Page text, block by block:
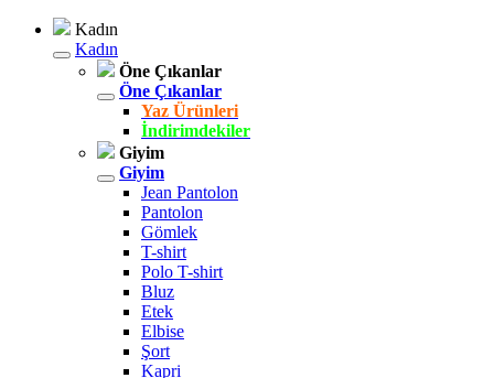
Kadın
Kadın
Öne Çıkanlar
Öne Çıkanlar
Yaz Ürünleri
İndirimdekiler
Giyim
Giyim
Jean Pantolon
Pantolon
Gömlek
T-shirt
Polo T-shirt
Bluz
Etek
Elbise
Şort
Kapri